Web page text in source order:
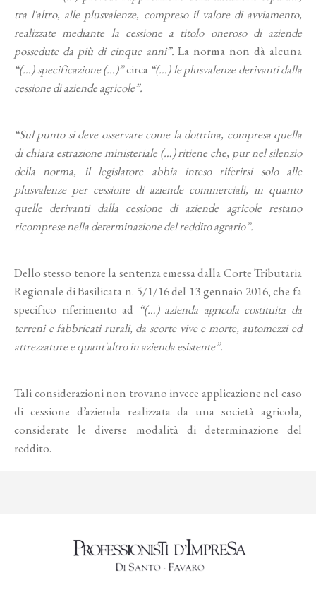
tra l'altro, alle plusvalenze, compreso il valore di avviamento,
realizzate mediante la cessione a titolo oneroso di aziende
possedute da più di cinque anni”. La norma non dà alcuna
“(…) specificazione (…)”circa “(…) le plusvalenze derivanti dalla
cessione di aziende agricole”.
“Sul punto si deve osservare come la dottrina, compresa quella
di chiara estrazione ministeriale (…) ritiene che, pur nel silenzio
della norma, il legislatore abbia inteso riferirsi solo alle
plusvalenze per cessione di aziende commerciali, in quanto
quelle derivanti dalla cessione di aziende agricole restano
ricomprese nella determinazione del reddito agrario”.
Dello stesso tenore la sentenza emessa dalla Corte Tributaria
Regionale di Basilicata n. 5/1/16 del 13 gennaio 2016, che fa
specifico riferimento ad “(…) azienda agricola costituita da
terreni e fabbricati rurali, da scorte vive e morte, automezzi ed
attrezzature e quant'altro in azienda esistente”.
Tali considerazioni non trovano invece applicazione nel caso
di cessione d’azienda realizzata da una società agricola,
considerate le diverse modalità di determinazione del
reddito.